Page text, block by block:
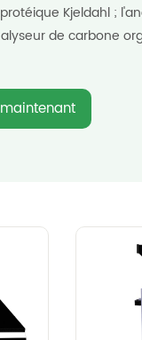
Kjeldahl ;
de carbone